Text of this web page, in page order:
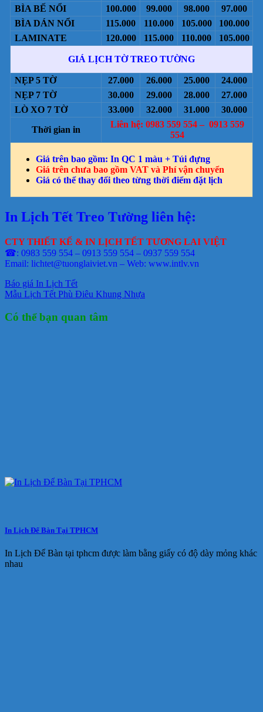
BÌA BẾ NỔI
100.000 99.000 98.000
97.000
BÌA DÁN NỔI
115.000 110.000 105.000
100.000
LAMINATE
120.000 115.000 110.000 105.000
GIÁ LỊCH TỜ TREO TƯỜNG
NẸP 5 TỜ 27.000 26.000 25.000
24.000
NẸP 7 TỜ
30.000 29.000 28.000
27.000
LÒ XO 7 TỜ
33.000 32.000 31.000
30.000
Thời gian in
Liên hệ: 0983 559 554 – 0913 559
554
Giá trên bao gồm: In QC 1 màu + Túi đựng
Giá trên chưa bao gồm VAT và Phí vận chuyển
Giá có thể thay đổi theo từng thời điểm đặt lịch
In Lịch Tết Treo Tường liên hệ:
CTY THIẾT KẾ & IN LỊCH TẾT TƯƠNG LAI VIỆT
☎: 0983 559 554 – 0913 559 554 – 0937 559 554
Email: lichtet@tuonglaiviet.vn – Web: www.intlv.vn
Báo giá In Lịch Tết
Mẫu Lịch Tết Phù Điêu Khung Nhựa
Có thể bạn quan tâm
In Lịch Để Bàn Tại TPHCM
In Lịch Để Bàn tại tphcm được làm bằng giấy có độ dày mỏng khác
nhau